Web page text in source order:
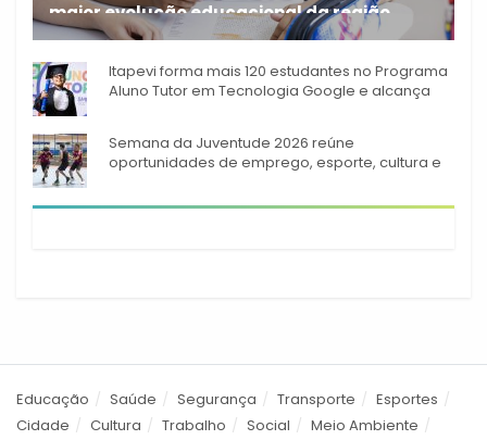
maior evolução educacional da região
A rede municipal de ensino
Itapevi forma mais 120 estudantes no Programa
Aluno Tutor em Tecnologia Google e alcança
Semana da Juventude 2026 reúne
oportunidades de emprego, esporte, cultura e
Educação Saúde Segurança Transporte
Esportes
Cidade
Cultura Trabalho Social
Meio Ambiente